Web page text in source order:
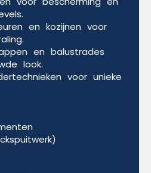
en kozijnen voor
en balustrades
look.
voor unieke